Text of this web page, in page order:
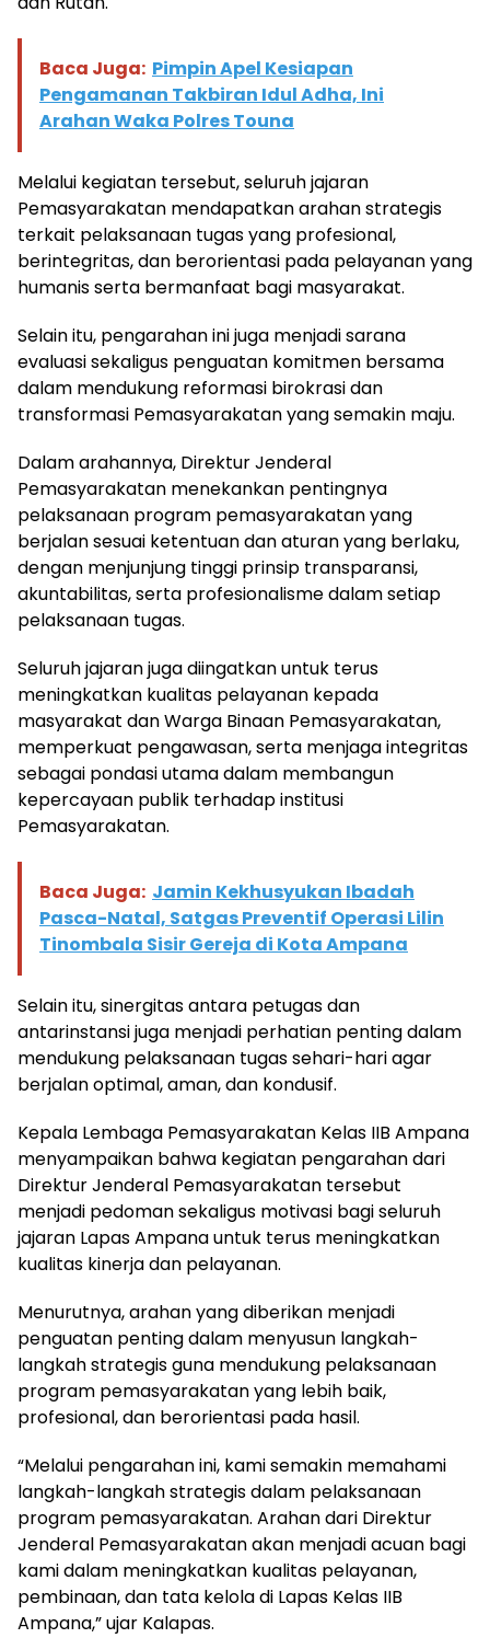
Baca Juga: Pimpin Apel Kesiapan
Pengamanan Takbiran Idul Adha, Ini
Arahan Waka Polres Touna
Melalui kegiatan tersebut, seluruh jajaran
Pemasyarakatan mendapatkan arahan strategis
terkait pelaksanaan tugas yang profesional,
berintegritas, dan berorientasi pada pelayanan yang
humanis serta bermanfaat bagi masyarakat.
Selain itu, pengarahan ini juga menjadi sarana
evaluasi sekaligus penguatan komitmen bersama
dalam mendukung reformasi birokrasi dan
transformasi Pemasyarakatan yang semakin maju.
Dalam arahannya, Direktur Jenderal
Pemasyarakatan menekankan pentingnya
pelaksanaan program pemasyarakatan yang
berjalan sesuai ketentuan dan aturan yang berlaku,
dengan menjunjung tinggi prinsip transparansi,
akuntabilitas, serta profesionalisme dalam setiap
pelaksanaan tugas.
Seluruh jajaran juga diingatkan untuk terus
meningkatkan kualitas pelayanan kepada
masyarakat dan Warga Binaan Pemasyarakatan,
memperkuat pengawasan, serta menjaga integritas
sebagai pondasi utama dalam membangun
kepercayaan publik terhadap institusi
Pemasyarakatan.
Baca Juga: Jamin Kekhusyukan Ibadah
Pasca-Natal, Satgas Preventif Operasi Lilin
Tinombala Sisir Gereja di Kota Ampana
Selain itu, sinergitas antara petugas dan
antarinstansi juga menjadi perhatian penting dalam
mendukung pelaksanaan tugas sehari-hari agar
berjalan optimal, aman, dan kondusif.
Kepala Lembaga Pemasyarakatan Kelas IIB Ampana
menyampaikan bahwa kegiatan pengarahan dari
Direktur Jenderal Pemasyarakatan tersebut
menjadi pedoman sekaligus motivasi bagi seluruh
jajaran Lapas Ampana untuk terus meningkatkan
kualitas kinerja dan pelayanan.
Menurutnya, arahan yang diberikan menjadi
penguatan penting dalam menyusun langkah-
langkah strategis guna mendukung pelaksanaan
program pemasyarakatan yang lebih baik,
profesional, dan berorientasi pada hasil.
“Melalui pengarahan ini, kami semakin memahami
langkah-langkah strategis dalam pelaksanaan
program pemasyarakatan. Arahan dari Direktur
Jenderal Pemasyarakatan akan menjadi acuan bagi
kami dalam meningkatkan kualitas pelayanan,
pembinaan, dan tata kelola di Lapas Kelas IIB
Ampana,” ujar Kalapas.